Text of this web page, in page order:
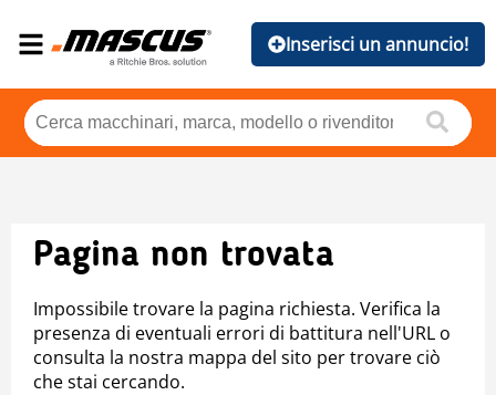
Inserisci un annuncio!
Pagina non trovata
Impossibile trovare la pagina richiesta. Verifica la
presenza di eventuali errori di battitura nell'URL o
consulta la nostra mappa del sito per trovare ciò
che stai cercando.